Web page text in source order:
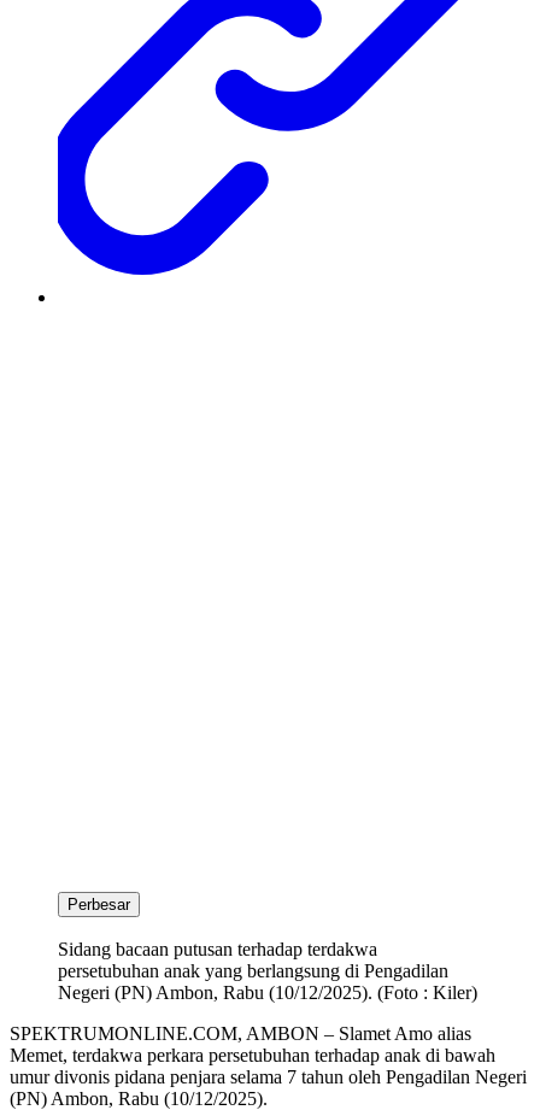
Perbesar
Sidang bacaan putusan terhadap terdakwa
persetubuhan anak yang berlangsung di Pengadilan
Negeri (PN) Ambon, Rabu (10/12/2025). (Foto : Kiler)
SPEKTRUMONLINE.COM, AMBON – Slamet Amo alias
Memet, terdakwa perkara persetubuhan terhadap anak di bawah
umur divonis pidana penjara selama 7 tahun oleh Pengadilan Negeri
(PN) Ambon, Rabu (10/12/2025).